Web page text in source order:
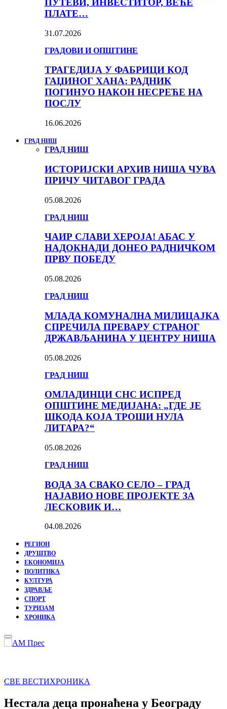
ПУТЕВИ, ИНВЕСТИТОР, ВЕЋЕ
ПЛАТЕ…
31.07.2026
ГРАДОВИ И ОПШТИНЕ
ТРАГЕДИЈА У ФАБРИЦИ КОД
ГАЏИНОГ ХАНА: РАДНИК
ПОГИНУО НАКОН НЕСРЕЋЕ НА
ПОСЛУ
16.06.2026
ГРАД НИШ
ГРАД НИШ
ИСТОРИЈСКИ АРХИВ НИША ЧУВА
ПРИЧУ ЧИТАВОГ ГРАДА
05.08.2026
ГРАД НИШ
ЧАИР СЛАВИ ХЕРОЈА! АБАС У
НАДОКНАДИ ДОНЕО РАДНИЧКОМ
ПРВУ ПОБЕДУ
05.08.2026
ГРАД НИШ
МЛАДА КОМУНАЛНА МИЛИЦАЈКА
СПРЕЧИЛА ПРЕВАРУ СТРАНОГ
ДРЖАВЉАНИНА У ЦЕНТРУ НИША
05.08.2026
ГРАД НИШ
ОМЛАДИНЦИ СНС ИСПРЕД
ОПШТИНЕ МЕДИЈАНА: „ГДЕ ЈЕ
ШКОДА КОЈА ТРОШИ НУЛА
ЛИТАРА?“
05.08.2026
ГРАД НИШ
ВОДА ЗА СВАКО СЕЛО – ГРАД
НАЈАВИО НОВЕ ПРОЈЕКТЕ ЗА
ЛЕСКОВИК И…
04.08.2026
РЕГИОН
ДРУШТВО
ЕКОНОМИЈА
ПОЛИТИКА
КУЛТУРА
ЗДРАВЉЕ
СПОРТ
ТУРИЗАМ
ХРОНИКА
Primary
Menu
СВЕ ВЕСТИХРОНИКА
Нестала деца пронаћена у Београду